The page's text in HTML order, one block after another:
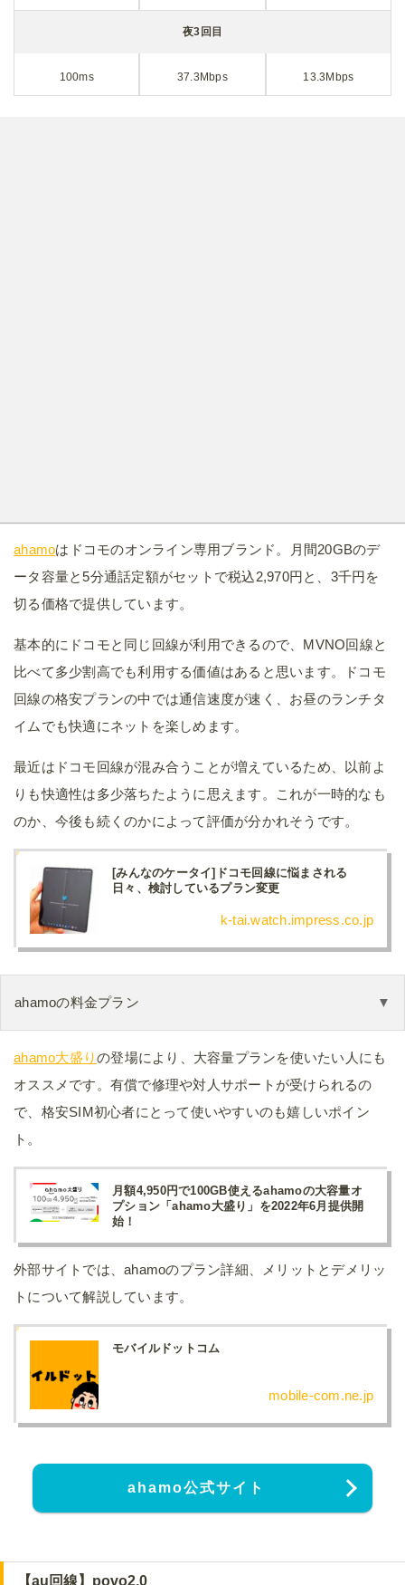
夜3回目
100ms 37.3Mbps 13.3Mbps
ahamoはドコモのオンライン専用ブランド。月間20GBのデ
ータ容量と5分通話定額がセットで税込2,970円と、3千円を
切る価格で提供しています。
基本的にドコモと同じ回線が利用できるので、MVNO回線と
比べて多少割高でも利用する価値はあると思います。ドコモ
回線の格安プランの中では通信速度が速く、お昼のランチタ
イムでも快適にネットを楽しめます。
最近はドコモ回線が混み合うことが増えているため、以前よ
りも快適性は多少落ちたように思えます。これが一時的なも
のか、今後も続くのかによって評価が分かれそうです。
[みんなのケータイ]ドコモ回線に悩まされる
日々、検討しているプラン変更
k-tai.watch.impress.co.jp
ahamoの料金プラン
ahamo大盛りの登場により、大容量プランを使いたい人にも
オススメです。有償で修理や対人サポートが受けられるの
で、格安SIM初心者にとって使いやすいのも嬉しいポイン
ト。
月額4,950円で100GB使えるahamoの大容量オ
プション「ahamo大盛り」を2022年6月提供開
始！
外部サイトでは、ahamoのプラン詳細、メリットとデメリッ
トについて解説しています。
モバイルドットコム
mobile-com.ne.jp
ahamo公式サイト
【au回線】povo2.0